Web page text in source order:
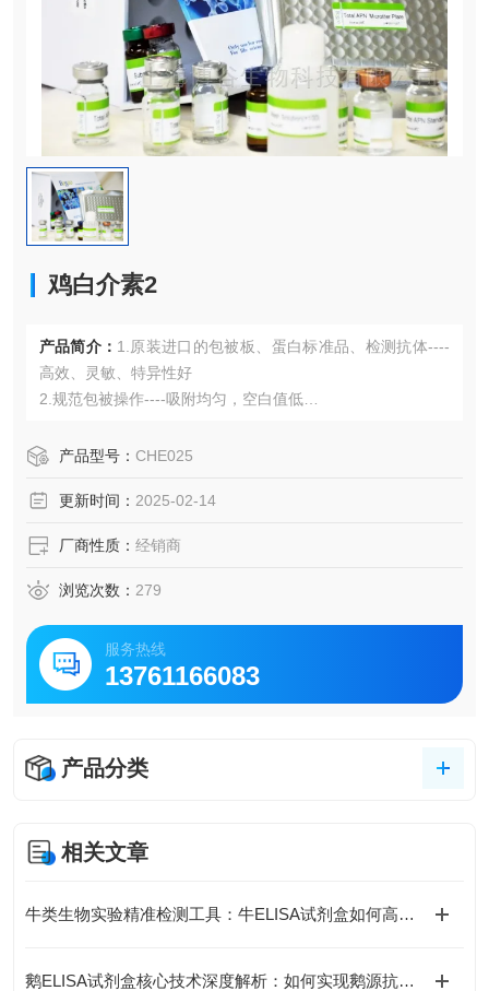
鸡白介素2
产品简介： 1.原装进口的包被板、蛋白标准品、检测抗体----
高效、灵敏、特异性好
2.规范包被操作----吸附均匀，空白值低
4.适用于血浆、血清、组织匀浆液、细胞培养上清液、尿液、
5.可检测动物类型丰富：人、猴、大鼠、小鼠、兔、猪、犬、
6.检测指标齐全：炎症因子、血管生成素、动脉粥样硬化因
子、趋化因子、生长因子、基质金属蛋白酶、脂肪因子等。
产品型号： CHE025
更新时间： 2025-02-14
厂商性质： 经销商
浏览次数： 279
服务热线
13761166083
产品分类
相关文章
牛类生物实验精准检测工具：牛ELISA试剂盒如何高效完成牛源样本目标蛋白定量分析？
鹅ELISA试剂盒核心技术深度解析：如何实现鹅源抗体与抗原的高特异性检测及精准定量分析？